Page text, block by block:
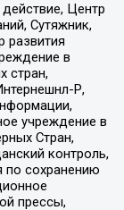
Центр
Сутяжник,
в
стран,
Р,
учреждение в
Стран,
контроль,
по сохранению
прессы,